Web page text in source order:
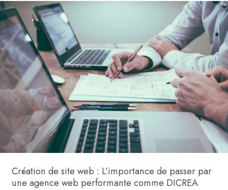
Création de site web : L’importance de passer par
une agence web performante comme DICREA
Création
de
site
web
:
L’importance
de
passer
par
une
agence
web
performante
comme
DICREA